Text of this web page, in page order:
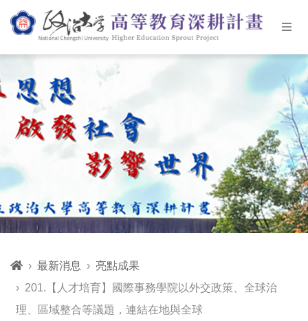
最新消息
亮點成果
201.【人才培育】國際事務學院以外交政策、全球治
理、區域整合等議題，連結在地與全球